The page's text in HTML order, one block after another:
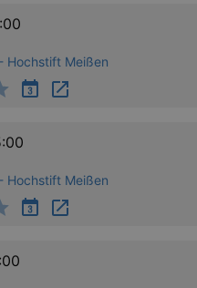
Hochstift Meißen
Hochstift Meißen
_ga